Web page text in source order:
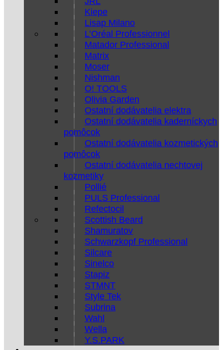
Kiepe
Lisap Milano
L’Oréal Professionnel
Matador Professional
Matrix
Moser
Nishman
O! TOOLS
Olivia Garden
Ostatní dodávatelia elektra
Ostatní dodávatelia kaderníckych
pomôcok
Ostatní dodávatelia kozmetických
pomôcok
Ostatní dodávatelia nechtovej
kozmetiky
Pollié
PULS Professional
Refectocil
Scottish Beard
Shamuratov
Schwarzkopf Professional
Silcare
Sinelco
Stapiz
STMNT
Style Tek
Subrina
Wahl
Wella
Y.S.PARK